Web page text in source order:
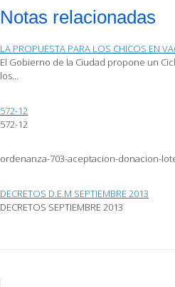
correo
electrónico
amigo
(Se
abre
Facebook
(Se
una
ventana
nueva)
en
Twitter
(Se
una
ventana
nueva)
Notas relacionadas
LA PROPUESTA PARA LOS CHICOS EN
El Gobierno de la Ciudad propone un
los…
572-12
572-12
ordenanza-703-aceptacion-donacion-
DECRETOS D.E.M SEPTIEMBRE 2013
DECRETOS SEPTIEMBRE 2013